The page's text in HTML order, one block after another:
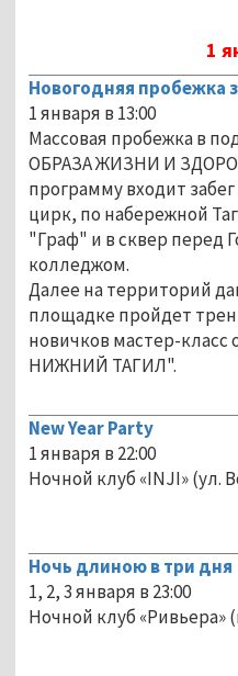
1
Новогодняя пробежка
1 января в 13:00
Массовая пробежка в
ОБРАЗА ЖИЗНИ И
программу входит
цирк, по набережной
"Граф" и в сквер перед
колледжом.
Далее на территорий
площадке пройдет
новичков мастер-класс
New Year Party
1 января в 22:00
Ночной клуб
Ночь длиною в три дня
1, 2, 3 января в 23:00
Ночной клуб